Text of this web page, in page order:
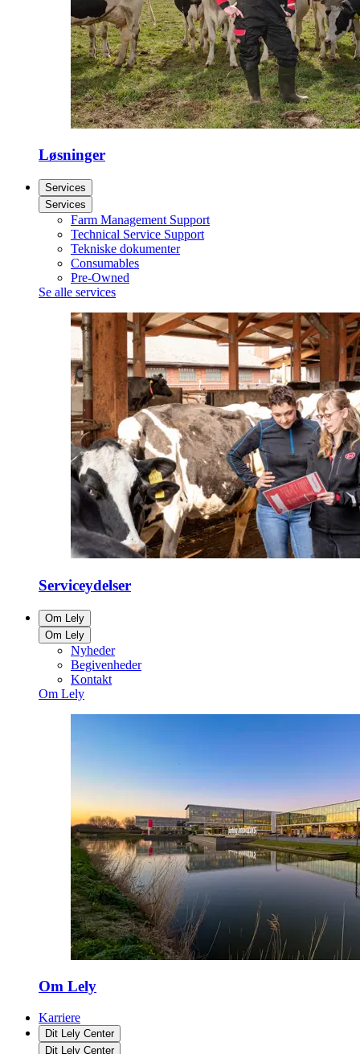
Løsninger
Services
Services
Farm Management Support
Technical Service Support
Tekniske dokumenter
Consumables
Pre-Owned
Se alle services
Serviceydelser
Om Lely
Om Lely
Nyheder
Begivenheder
Kontakt
Om Lely
Om Lely
Karriere
Dit Lely Center
Dit Lely Center